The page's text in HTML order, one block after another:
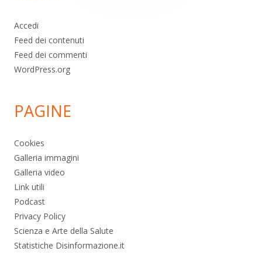
Accedi
Feed dei contenuti
Feed dei commenti
WordPress.org
PAGINE
Cookies
Galleria immagini
Galleria video
Link utili
Podcast
Privacy Policy
Scienza e Arte della Salute
Statistiche Disinformazione.it